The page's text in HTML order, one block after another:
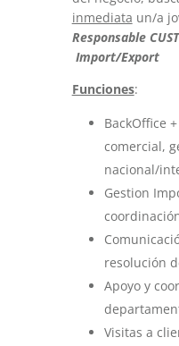
inmediata un/a
Responsable
Import/Export
Funciones:
BackOffice
comercial,
nacional/
Gestion
resolución
Apoyo y
Visitas a